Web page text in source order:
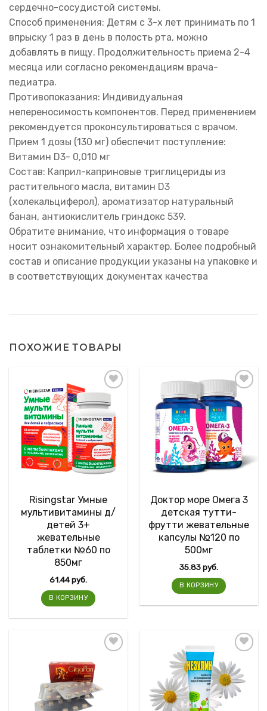
сердечно-сосудистой системы.
Способ применения: Детям с 3-х лет принимать по 1
впрыску 1 раз в день в полость рта, можно
добавлять в пищу. Продолжительность приема 2-4
месяца или согласно рекомендациям врача-
педиатра.
Противопоказания: Индивидуальная
непереносимость компонентов. Перед применением
рекомендуется проконсультироваться с врачом.
Прием 1 дозы (130 мг) обеспечит поступление:
Витамин D3- 0,010 мг
Состав: Каприл-каприновые триглицериды из
растительного масла, витамин D3
(холекальциферол), ароматизатор натуральный
банан, антиокислитель гриндокс 539.
Обратите внимание, что информация о товаре
носит ознакомительный характер. Более подробный
состав и описание продукции указаны на упаковке и
в соответствующих документах качества
ПОХОЖИЕ ТОВАРЫ
Risingstar Умные
мультивитамины д/
детей 3+
жевательные
таблетки №60 по
850мг
61.44руб.
В КОРЗИНУ
Доктор море Омега 3
детская тутти-
фрутти жевательные
капсулы №120 по
500мг
35.83руб.
В КОРЗИНУ